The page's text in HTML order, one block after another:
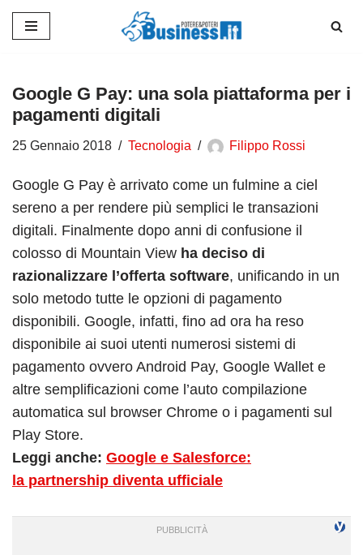
contenuto
Google G Pay: una sola piattaforma per i
pagamenti digitali
25 Gennaio 2018 Tecnologia Filippo Rossi
Google G Pay è arrivato come un fulmine a ciel
sereno a per rendere più semplici le transazioni
digitali. Finalmente dopo anni di confusione il
colosso di Mountain View ha deciso di
razionalizzare l’offerta software, unificando in un
solo metodo tutte le opzioni di pagamento
disponibili. Google, infatti, fino ad ora ha reso
disponibile ai suoi utenti numerosi sistemi di
pagamento ovvero Android Pay, Google Wallet e
altre semplificazioni come l’auto compilazione
automatica sul browser Chrome o i pagamenti sul
Play Store.
Leggi anche: Google e Salesforce:
la partnership diventa ufficiale